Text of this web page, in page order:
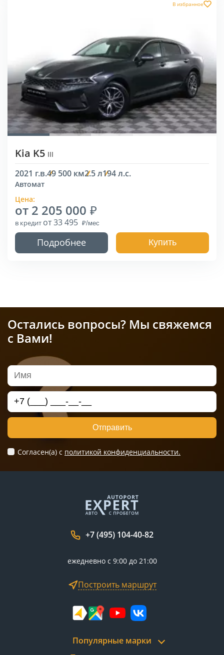
В избранное
Kia K5 III
2021 г.в.49 500 км2.5 л194 л.с.
Автомат
Цена:
от 2 205 000
в кредит от 33 495
Подробнее Купить
Остались вопросы? Мы свяжемся
с Вами!
Отправить
Согласен(а) c политикой конфиденциальности.
+7 (495) 104-40-82
ежедневно с 9:00 до 21:00
Построить маршрут
Популярные марки